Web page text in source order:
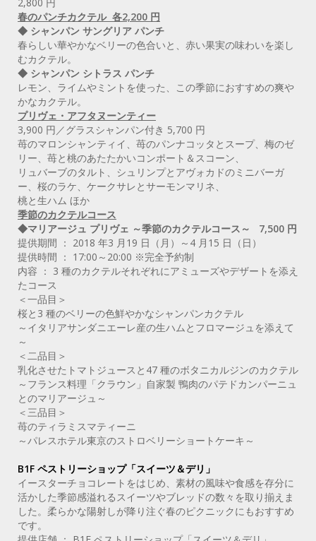
春のパンチカクテル 各2,200 円
◆ シャンパン サングリア パンチ
春らしい華やかなベリーの色合いと、赤い果実の味わいを楽し
むカクテル。
◆ シャンパン シトラス パンチ
レモン、ライムやミントを使った、この季節におすすめの爽や
かなカクテル。
プリヴェ・アフタヌーンティー
3,900 円／グラスシャンパン付き 5,700 円
苺のマロンシャンティイ、苺のパンナコッタとスープ、梅のゼ
リー、苺と桃のあたたかいコンポート＆スコーン、
リュバーブのタルト、シュリンプとアヴォカドのミニバーガ
ー、桜のラケ、ケークサレとサーモンマリネ、
桃と生ハム ほか
季節のカクテルコース
◆マリアージュ プリヴェ ～季節のカクテルコース～ 7,500 円
提供期間 ： 2018 年3 月19 日（月）～4 月15 日（日）
提供時間 ： 17:00～20:00 ※完全予約制
内容 ： 3 種のカクテルそれぞれにアミューズやデザートを添え
たコース
＜一品目＞
桜と3 種のベリーの色鮮やかなシャンパンカクテル
～イタリアサンダニエーレ産の生ハムとフロマージュを添えて
～
＜二品目＞
乳化させたトマトジュースと47 種のボタニカルジンのカクテル
～フランス料理「クラウン」自家製 鴨肉のパテドカンパーニュ
とのマリアージュ～
＜三品目＞
苺のティラミスマティーニ
～パレスホテル東京のストロベリーショートケーキ～
B1F ペストリーショップ「スイーツ＆デリ」
イースターチョコレートをはじめ、素材の風味や食感を存分に
活かした季節感溢れるスイーツやブレッドの数々を取り揃えま
した。柔らかな陽射しが降り注ぐ春のピクニックにもおすすめ
です。